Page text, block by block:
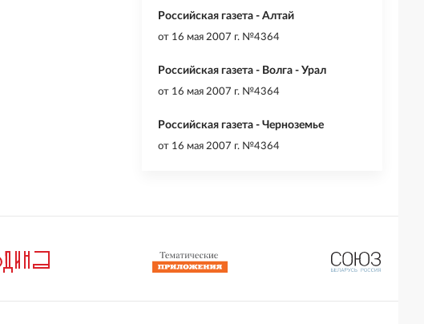
Российская газета - Алтай
от 16 мая 2007 г. №4364
Российская газета - Волга - Урал
от 16 мая 2007 г. №4364
Российская газета - Черноземье
от 16 мая 2007 г. №4364